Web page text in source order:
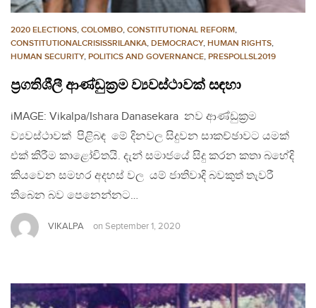
2020 ELECTIONS, COLOMBO, CONSTITUTIONAL REFORM,
CONSTITUTIONALCRISISSRILANKA, DEMOCRACY, HUMAN RIGHTS,
HUMAN SECURITY, POLITICS AND GOVERNANCE, PRESPOLLSL2019
ප්‍රගතිශීලී ආණ්ඩුක්‍රම ව්‍යවස්ථාවක් සඳහා
iMAGE: Vikalpa/Ishara Danasekara නව ආණ්ඩුක්‍රම
ව්‍යවස්ථාවක් පිළිබඳ මේ දිනවල සිදුවන සාකච්ඡාවට යමක්
එක් කිරීම කාළෝචිතයි. දැන් සමාජයේ සිදු කරන කතා බහේදි
කියවෙන සමහර අදහස් වල යම් ජාතිවාදි බවකුත් තැවරී
තිබෙන බව පෙනෙන්නට…
VIKALPA on September 1, 2020